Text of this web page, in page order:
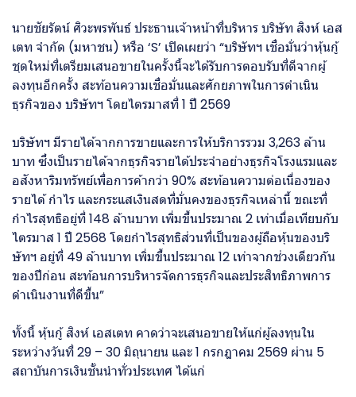
นายชัยรัตน์ ศิวะพรพันธ์ ประธานเจ้าหน้าที่บริหาร บริษัท สิงห์ เอส
เตท จำกัด (มหาชน) หรือ ‘S’ เปิดเผยว่า “บริษัทฯ เชื่อมั่นว่าหุ้นกู้
ชุดใหม่ที่เตรียมเสนอขายในครั้งนี้จะได้รับการตอบรับที่ดีจากผู้
ลงทุนอีกครั้ง สะท้อนความเชื่อมั่นและศักยภาพในการดำเนิน
ธุรกิจของ บริษัทฯ โดยไตรมาสที่ 1 ปี 2569
บริษัทฯ มีรายได้จากการขายและการให้บริการรวม 3,263 ล้าน
บาท ซึ่งเป็นรายได้จากธุรกิจรายได้ประจำอย่างธุรกิจโรงแรมและ
อสังหาริมทรัพย์เพื่อการค้ากว่า 90% สะท้อนความต่อเนื่องของ
รายได้ กำไร และกระแสเงินสดที่มั่นคงของธุรกิจเหล่านี้ ขณะที่
กำไรสุทธิอยู่ที่ 148 ล้านบาท เพิ่มขึ้นประมาณ 2 เท่าเมื่อเทียบกับ
ไตรมาส 1 ปี 2568 โดยกำไรสุทธิส่วนที่เป็นของผู้ถือหุ้นของบริ
ษัทฯ อยู่ที่ 49 ล้านบาท เพิ่มขึ้นประมาณ 12 เท่าจากช่วงเดียวกัน
ของปีก่อน สะท้อนการบริหารจัดการธุรกิจและประสิทธิภาพการ
ดำเนินงานที่ดีขึ้น”
ทั้งนี้ หุ้นกู้ สิงห์ เอสเตท คาดว่าจะเสนอขายให้แก่ผู้ลงทุนใน
ระหว่างวันที่ 29 – 30 มิถุนายน และ 1 กรกฎาคม 2569 ผ่าน 5
สถาบันการเงินชั้นนำทั่วประเทศ ได้แก่